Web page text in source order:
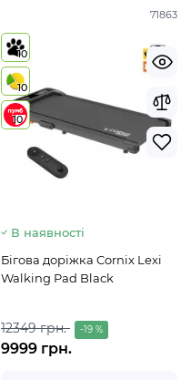
71863
10
10
10
В наявності
Бігова доріжка Cornix Lexi
Walking Pad Black
12349 грн. -19 %
9999 грн.